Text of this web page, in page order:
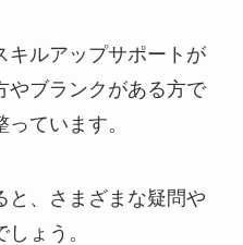
キルアップサポートが
やブランクがある方で
ています。
と、さまざまな疑問や
ょう。